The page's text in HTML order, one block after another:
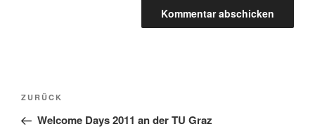
Beitragsnavigation
Vorheriger
Beitrag
ZURÜCK
Welcome Days 2011 an der TU Graz